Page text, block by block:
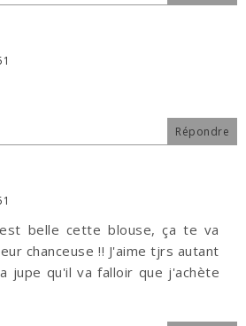
Répondre
belle cette blouse, ça te va
chanceuse !! J'aime tjrs autant
jupe qu'il va falloir que j'achète